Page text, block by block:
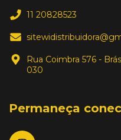
11 20828523
Rua Coimbra 576 -
030
Permaneça